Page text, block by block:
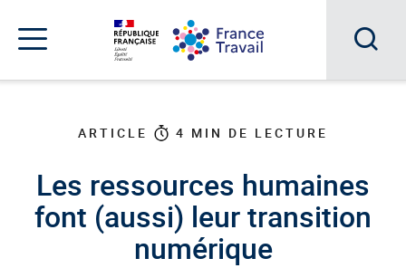
menu
contenu
pied
Menu
ARTICLE 4 MIN DE LECTURE
Les ressources humaines
font (aussi) leur transition
numérique